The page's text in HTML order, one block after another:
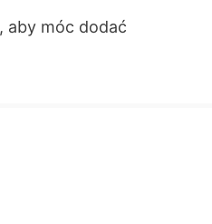
, aby móc dodać